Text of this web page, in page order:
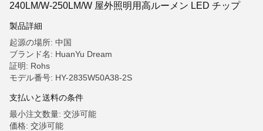
240LM/W-250LM/W 屋外照明用高ルーメン LED チップ
製品詳細
起源の場所: 中国
ブランド名: HuanYu Dream
証明: Rohs
モデル番号: HY-2835W50A38-2S
支払いと送料の条件
最小注文数量: 交渉可能
価格: 交渉可能